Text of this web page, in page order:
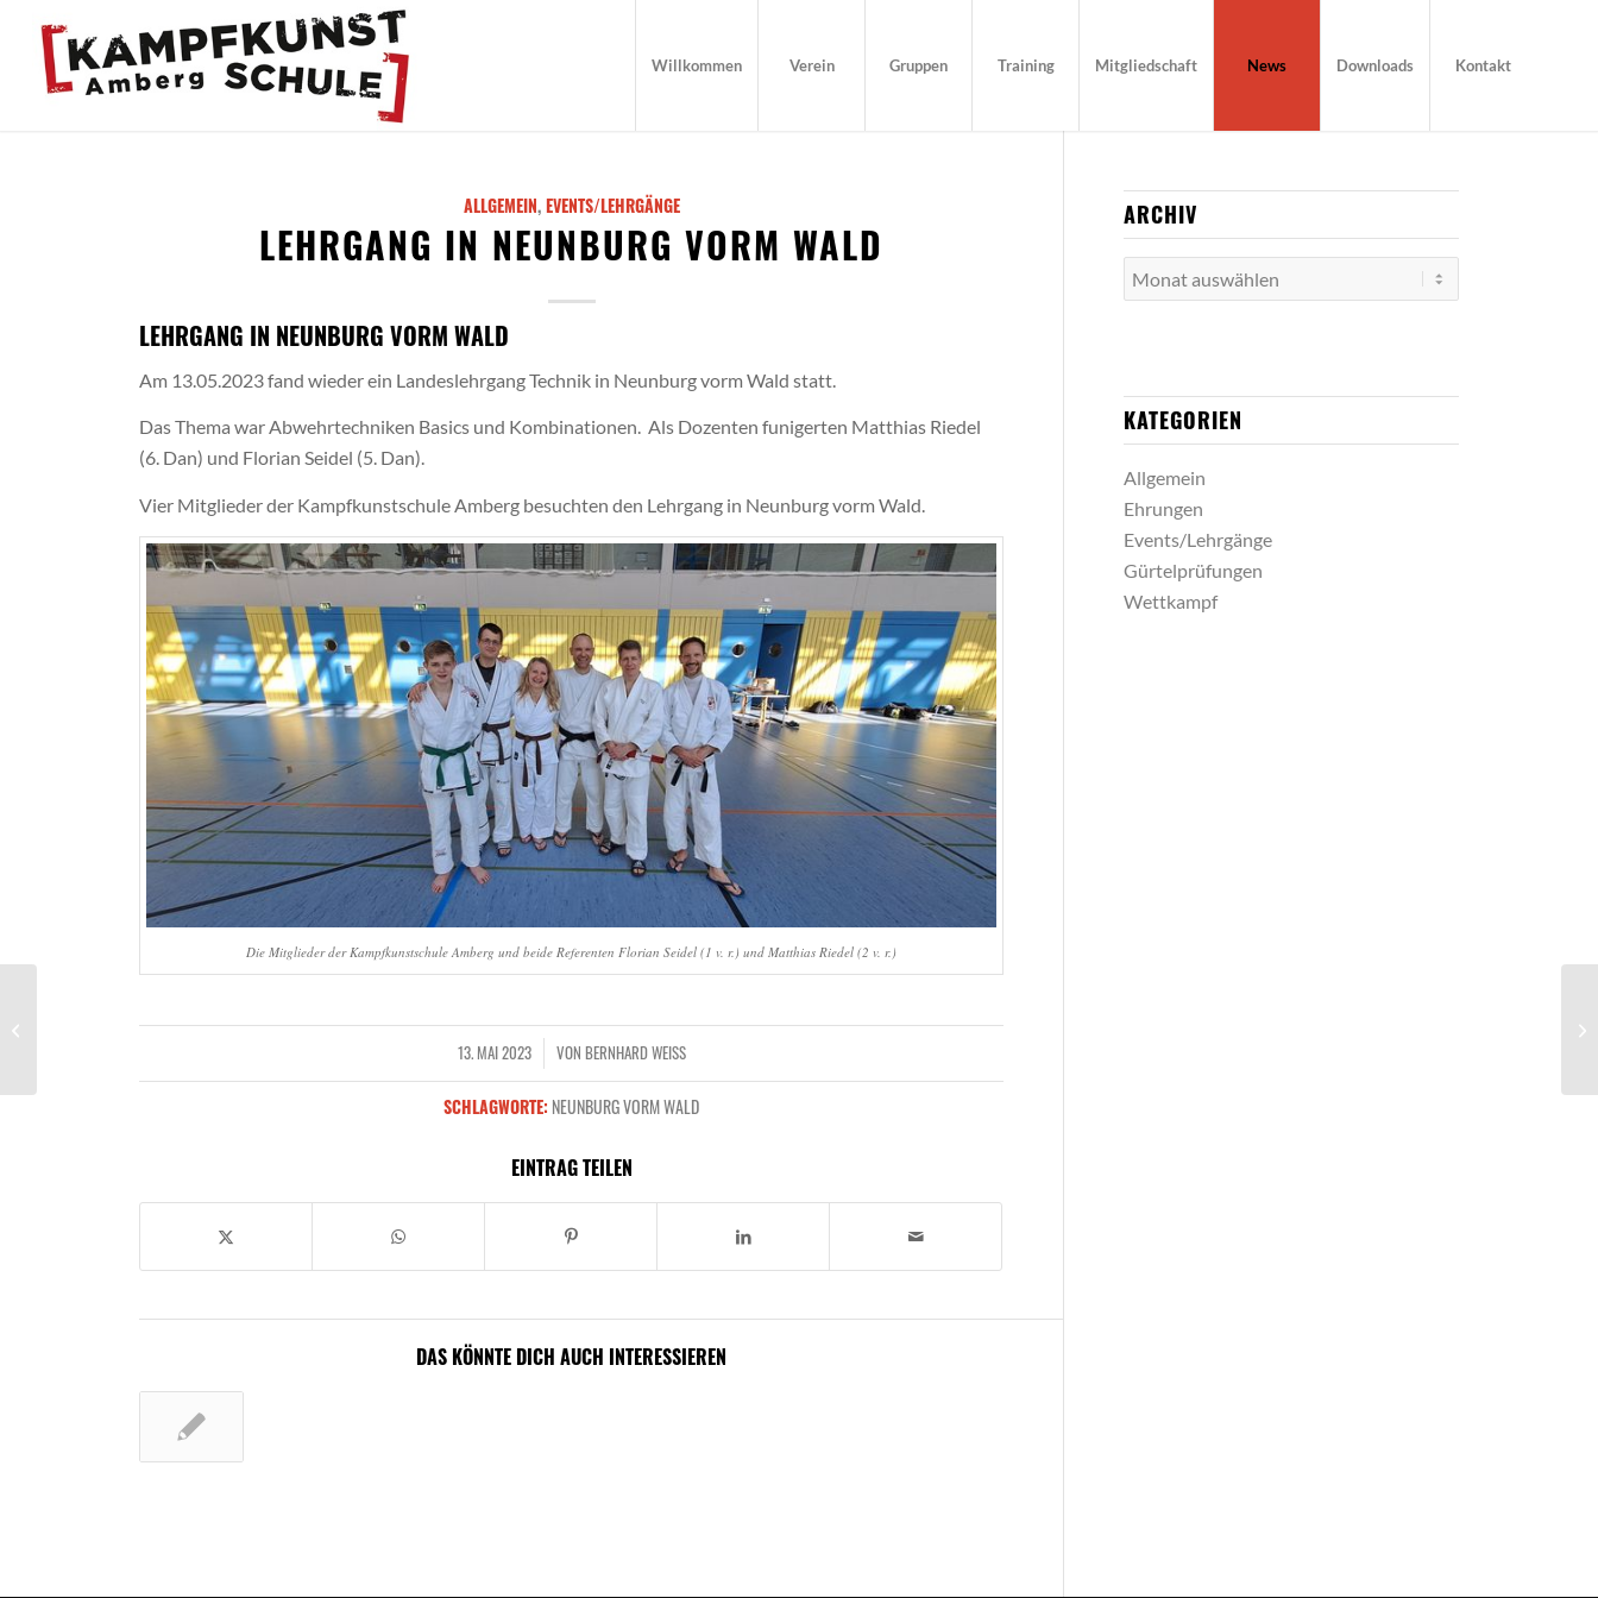
Willkommen Verein Gruppen Training Mitgliedschaft News Downloads Kontakt
ALLGEMEIN,EVENTS/LEHRGÄNGE
LEHRGANG IN NEUNBURG VORM WALD
LEHRGANG IN NEUNBURG VORM WALD
Am 13.05.2023 fand wieder ein Landeslehrgang Technik in Neunburg vorm Wald statt.
Das Thema war Abwehrtechniken Basics und Kombinationen. Als Dozenten funigerten Matthias Riedel
(6. Dan) und Florian Seidel (5. Dan).
Vier Mitglieder der Kampfkunstschule Amberg besuchten den Lehrgang in Neunburg vorm Wald.
Die Mitglieder der Kampfkunstschule Amberg und beide Referenten Florian Seidel (1 v. r.) und Matthias Riedel (2 v. r.)
13. MAI 2023
/ VON BERNHARD WEISS
SCHLAGWORTE: NEUNBURG VORM WALD
EINTRAG TEILEN
DAS KÖNNTE DICH AUCH INTERESSIEREN
ARCHIV
KATEGORIEN
Allgemein
Ehrungen
Events/Lehrgänge
Gürtelprüfungen
Wettkampf
Panantukan in Diespeck